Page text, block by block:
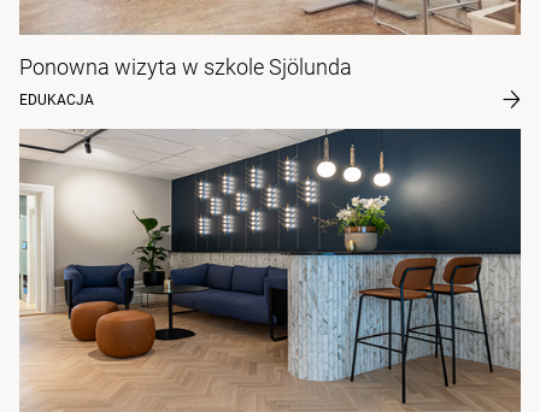
Ponowna wizyta w szkole Sjölunda
EDUKACJA